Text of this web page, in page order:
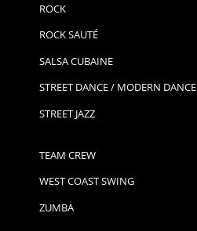
ROCK
ROCK SAUTÉ
SALSA CUBAINE
STREET DANCE / MODERN DANCE
STREET JAZZ
TEAM CREW
WEST COAST SWING
ZUMBA